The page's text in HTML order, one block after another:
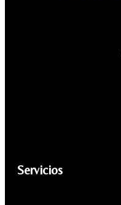
Servicios